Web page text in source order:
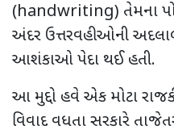
(handwriting) તેમના
અંદર ઉત્તરવહીઓની
આશંકાઓ પેદા થઈ હતી.
આ મુદ્દો હવે એક મોટા
વિવાદ વધતા સરકારે